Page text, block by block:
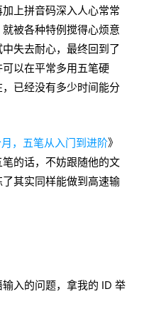
上拼音码深入人心常常
被各种特例搅得心烦意
失去耐心，最终回到了
以在平常多用五笔硬
已经没有多少时间能分
，五笔从入门到进阶》
的话，不妨跟随他的文
其实同样能做到高速输
入的问题，拿我的 ID 举